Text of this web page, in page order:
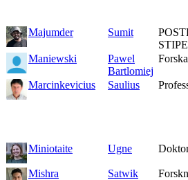
Majumder Sumit
Maniewski
Pawel
Bartlomiej
Marcinkevicius Saulius
Miniotaite Ugne
Mishra Satwik